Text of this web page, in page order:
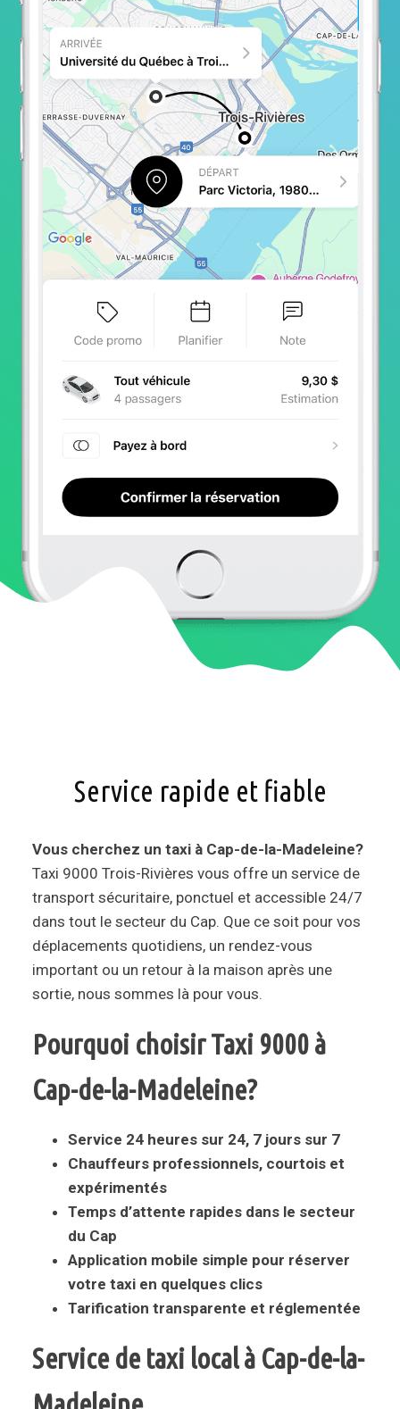
Service rapide et fiable
Vous cherchez un taxi à Cap-de-la-Madeleine?
Taxi 9000 Trois-Rivières vous offre un service de
transport sécuritaire, ponctuel et accessible 24/7
dans tout le secteur du Cap. Que ce soit pour vos
déplacements quotidiens, un rendez-vous
important ou un retour à la maison après une
sortie, nous sommes là pour vous.
Pourquoi choisir Taxi 9000 à
Cap-de-la-Madeleine?
Service 24 heures sur 24, 7 jours sur 7
Chauffeurs professionnels, courtois et
expérimentés
Temps d’attente rapides dans le secteur
du Cap
Application mobile simple pour réserver
votre taxi en quelques clics
Tarification transparente et réglementée
Service de taxi local à Cap-de-la-